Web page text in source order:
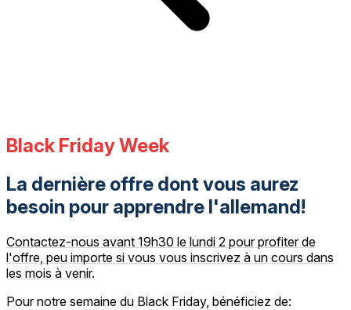
Black Friday Week
La dernière offre dont vous aurez
besoin pour apprendre l'allemand!
Contactez-nous avant 19h30 le lundi 2 pour profiter de
l'offre, peu importe si vous vous inscrivez à un cours dans
les mois à venir.
Pour notre semaine du Black Friday, bénéficiez de: